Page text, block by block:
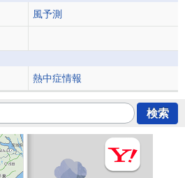
風予測
熱中症情報
検索